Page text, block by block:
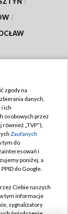
/
zgody na
danych,
ich
osobowych przez
również „TVP”),
Zaufanych
tym do
i
poniżej, a
do Google.
Ciebie naszych
tym informacje
sygnalizatory